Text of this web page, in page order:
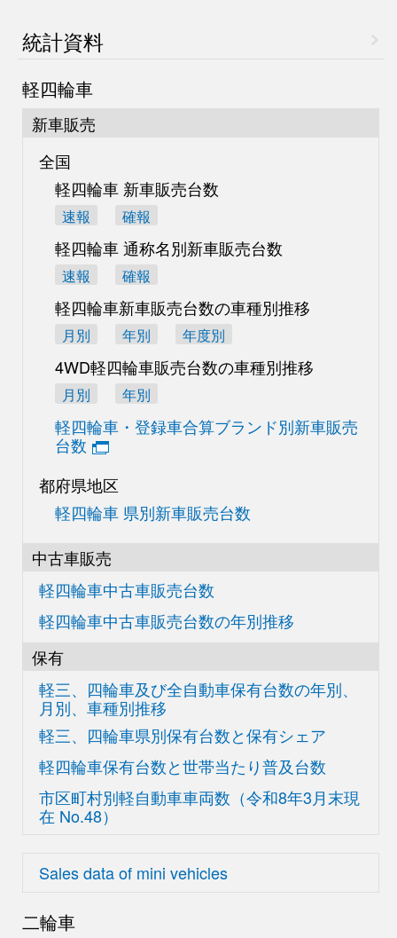
統計資料
軽四輪車
新車販売
全国
軽四輪車 新車販売台数
速報 確報
軽四輪車 通称名別新車販売台数
速報 確報
軽四輪車新車販売台数の車種別推移
月別 年別 年度別
4WD軽四輪車販売台数の車種別推移
月別 年別
軽四輪車・登録車合算ブランド別新車販売
台数
都府県地区
軽四輪車 県別新車販売台数
中古車販売
軽四輪車中古車販売台数
軽四輪車中古車販売台数の年別推移
保有
軽三、四輪車及び全自動車保有台数の年別、
月別、車種別推移
軽三、四輪車県別保有台数と保有シェア
軽四輪車保有台数と世帯当たり普及台数
市区町村別軽自動車車両数 （令和8年3月末現
在 No.48）
Sales data of mini vehicles
二輪車